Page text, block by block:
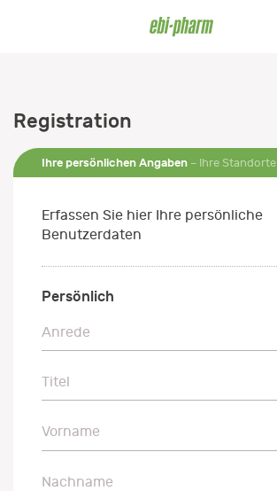
Registration
Ihre persönlichen Angaben Ihre Standorte
Erfassen Sie hier Ihre persönliche
Benutzerdaten
Persönlich
Anrede
Anrede
Titel
Titel
Vorname
Vorname
Nachname
Nachname